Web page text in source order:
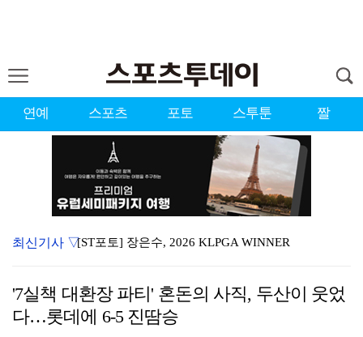
연예 스포츠 포토 스투툰 짤
[ST포토] 장은수, 2026 KLPGA WINNER
[ST포토] 스트레이 키즈 창빈, 벌크업
최신기사 ▽
'7실책 대환장 파티' 혼돈의 사직, 두산이 웃었
다…롯데에 6-5 진땀승